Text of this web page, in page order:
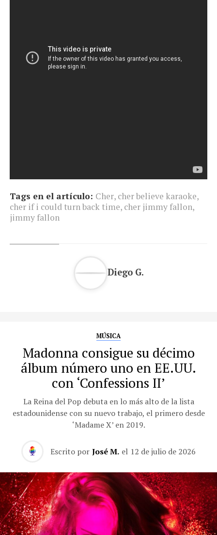
Tags en el artículo: Cher, cher believe karaoke,
cher if i could turn back time, cher jimmy fallon,
jimmy fallon
Diego G.
MÚSICA
Madonna consigue su décimo
álbum número uno en EE.UU.
con ‘Confessions II’
La Reina del Pop debuta en lo más alto de la lista
estadounidense con su nuevo trabajo, el primero desde
‘Madame X’ en 2019.
Escrito por José M. el 12 de julio de 2026